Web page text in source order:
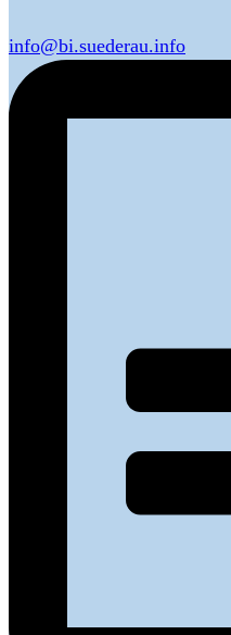
info@bi.suederau.info